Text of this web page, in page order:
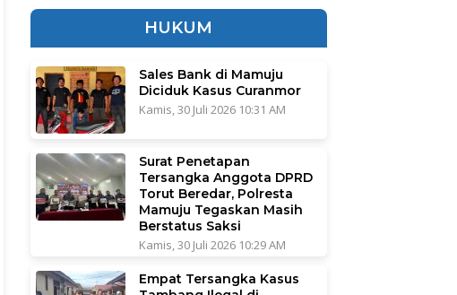
HUKUM
Sales Bank di Mamuju
Diciduk Kasus Curanmor
Kamis, 30 Juli 2026 10:31 AM
Surat Penetapan
Tersangka Anggota DPRD
Torut Beredar, Polresta
Mamuju Tegaskan Masih
Berstatus Saksi
Kamis, 30 Juli 2026 10:29 AM
Empat Tersangka Kasus